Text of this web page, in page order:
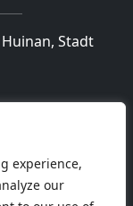
experience,
our
Stadt